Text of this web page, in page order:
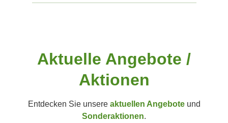
Aktuelle Angebote /
Aktionen
Entdecken Sie unsere aktuellen Angeboteund
Sonderaktionen.